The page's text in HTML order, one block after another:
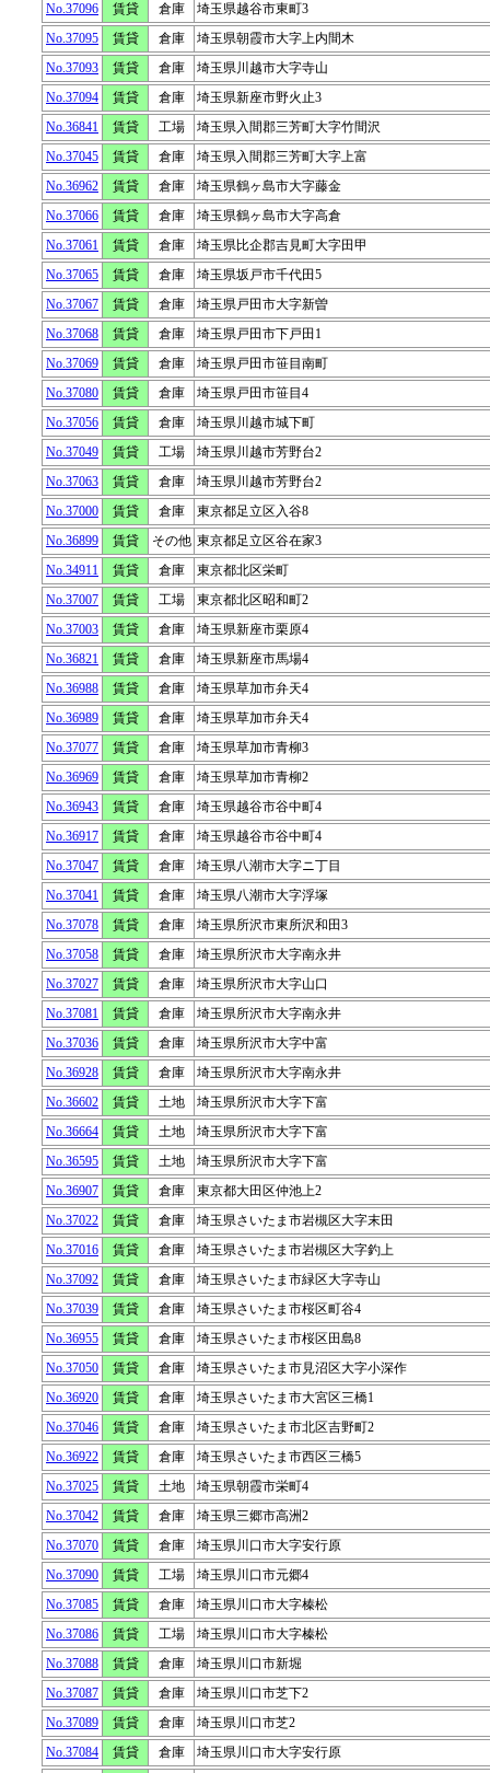
No.37096
賃貸 倉庫
埼玉県越谷市東町3
No.37095
賃貸 倉庫
埼玉県朝霞市大字上内間木
No.37093
賃貸 倉庫
埼玉県川越市大字寺山
No.37094
賃貸 倉庫
埼玉県新座市野火止3
No.36841
賃貸 工場
埼玉県入間郡三芳町大字竹間沢
No.37045
賃貸 倉庫
埼玉県入間郡三芳町大字上富
No.36962
賃貸 倉庫
埼玉県鶴ヶ島市大字藤金
No.37066
賃貸 倉庫
埼玉県鶴ヶ島市大字高倉
No.37061
賃貸 倉庫
埼玉県比企郡吉見町大字田甲
No.37065
賃貸 倉庫
埼玉県坂戸市千代田5
No.37067
賃貸 倉庫
埼玉県戸田市大字新曽
No.37068
賃貸 倉庫
埼玉県戸田市下戸田1
No.37069
賃貸 倉庫
埼玉県戸田市笹目南町
No.37080
賃貸 倉庫
埼玉県戸田市笹目4
No.37056
賃貸 倉庫
埼玉県川越市城下町
No.37049
賃貸 工場
埼玉県川越市芳野台2
No.37063
賃貸 倉庫
埼玉県川越市芳野台2
No.37000
賃貸 倉庫
東京都足立区入谷8
No.36899
賃貸 その他 東京都足立区谷在家3
No.34911
賃貸 倉庫
東京都北区栄町
No.37007
賃貸 工場
東京都北区昭和町2
No.37003
賃貸 倉庫
埼玉県新座市栗原4
No.36821
賃貸 倉庫
埼玉県新座市馬場4
No.36988
賃貸 倉庫
埼玉県草加市弁天4
No.36989
賃貸 倉庫
埼玉県草加市弁天4
No.37077
賃貸 倉庫
埼玉県草加市青柳3
No.36969
賃貸 倉庫
埼玉県草加市青柳2
No.36943
賃貸 倉庫
埼玉県越谷市谷中町4
No.36917
賃貸 倉庫
埼玉県越谷市谷中町4
No.37047
賃貸 倉庫
埼玉県八潮市大字ニ丁目
No.37041
賃貸 倉庫
埼玉県八潮市大字浮塚
No.37078
賃貸 倉庫
埼玉県所沢市東所沢和田3
No.37058
賃貸 倉庫
埼玉県所沢市大字南永井
No.37027
賃貸 倉庫
埼玉県所沢市大字山口
No.37081
賃貸 倉庫
埼玉県所沢市大字南永井
No.37036
賃貸 倉庫
埼玉県所沢市大字中富
No.36928
賃貸 倉庫
埼玉県所沢市大字南永井
No.36602
賃貸 土地
埼玉県所沢市大字下富
No.36664
賃貸 土地
埼玉県所沢市大字下富
No.36595
賃貸 土地
埼玉県所沢市大字下富
No.36907
賃貸 倉庫
東京都大田区仲池上2
No.37022
賃貸 倉庫
埼玉県さいたま市岩槻区大字末田
No.37016
賃貸 倉庫
埼玉県さいたま市岩槻区大字釣上
No.37092
賃貸 倉庫
埼玉県さいたま市緑区大字寺山
No.37039
賃貸 倉庫
埼玉県さいたま市桜区町谷4
No.36955
賃貸 倉庫
埼玉県さいたま市桜区田島8
No.37050
賃貸 倉庫
埼玉県さいたま市見沼区大字小深作
No.36920
賃貸 倉庫
埼玉県さいたま市大宮区三橋1
No.37046
賃貸 倉庫
埼玉県さいたま市北区吉野町2
No.36922
賃貸 倉庫
埼玉県さいたま市西区三橋5
No.37025
賃貸 土地
埼玉県朝霞市栄町4
No.37042
賃貸 倉庫
埼玉県三郷市高洲2
No.37070
賃貸 倉庫
埼玉県川口市大字安行原
No.37090
賃貸 工場
埼玉県川口市元郷4
No.37085
賃貸 倉庫
埼玉県川口市大字榛松
No.37086
賃貸 工場
埼玉県川口市大字榛松
No.37088
賃貸 倉庫
埼玉県川口市新堀
No.37087
賃貸 倉庫
埼玉県川口市芝下2
No.37089
賃貸 倉庫
埼玉県川口市芝2
No.37084
賃貸 倉庫 埼玉県川口市大字安行原